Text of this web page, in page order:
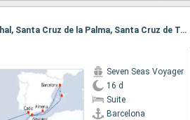
Itinerario : Barcelona, Almeria, Gibraltar, Cadiz, Funchal, Santa Cruz de la Palma, Santa Cruz de Tenerife, Las Palmas, Arrecife, Agadir, Casablanca, Palma de Mallorca, Barcelona
Seven Seas Voyager
16 d
Suite
Barcelona